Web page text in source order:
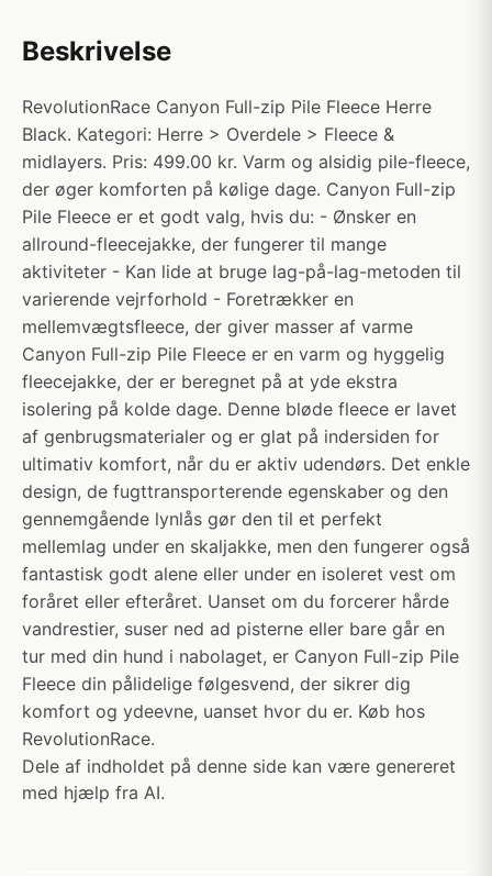
Beskrivelse
RevolutionRace Canyon Full-zip Pile Fleece Herre
Black. Kategori: Herre > Overdele > Fleece &
midlayers. Pris: 499.00 kr. Varm og alsidig pile-fleece,
der øger komforten på kølige dage. Canyon Full-zip
Pile Fleece er et godt valg, hvis du: - Ønsker en
allround-fleecejakke, der fungerer til mange
aktiviteter - Kan lide at bruge lag-på-lag-metoden til
varierende vejrforhold - Foretrækker en
mellemvægtsfleece, der giver masser af varme
Canyon Full-zip Pile Fleece er en varm og hyggelig
fleecejakke, der er beregnet på at yde ekstra
isolering på kolde dage. Denne bløde fleece er lavet
af genbrugsmaterialer og er glat på indersiden for
ultimativ komfort, når du er aktiv udendørs. Det enkle
design, de fugttransporterende egenskaber og den
gennemgående lynlås gør den til et perfekt
mellemlag under en skaljakke, men den fungerer også
fantastisk godt alene eller under en isoleret vest om
foråret eller efteråret. Uanset om du forcerer hårde
vandrestier, suser ned ad pisterne eller bare går en
tur med din hund i nabolaget, er Canyon Full-zip Pile
Fleece din pålidelige følgesvend, der sikrer dig
komfort og ydeevne, uanset hvor du er. Køb hos
RevolutionRace.
Dele af indholdet på denne side kan være genereret
med hjælp fra AI.